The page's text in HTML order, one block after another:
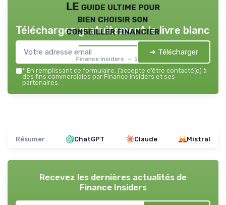
LE guide ultime pour
bien choisir son
conseiller financier
Finance Insiders — 2026
Téléchargez gratuitement le livre blanc
➔ Télécharger
* En remplissant ce formulaire, j’accepte d’être contacté(e) à
des fins commerciales par Finance Insiders et ses
partenaires.
Résumer ChatGPT Claude Mistral
Recevez les dernières actualités de
Finance Insiders